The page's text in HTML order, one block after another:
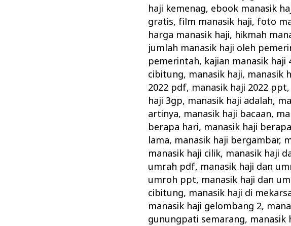
haji kemenag, ebook manasik
gratis, film manasik haji, foto
harga manasik haji, hikmah
jumlah manasik haji oleh
pemerintah, kajian manasik haji
cibitung, manasik haji, manasik
2022 pdf, manasik haji 2022 ppt,
haji 3gp, manasik haji adalah,
artinya, manasik haji bacaan,
berapa hari, manasik haji
lama, manasik haji bergambar,
manasik haji cilik, manasik haji
umrah pdf, manasik haji dan
umroh ppt, manasik haji dan
cibitung, manasik haji di
manasik haji gelombang 2,
gunungpati semarang, manasik
Manasik
Haji
Rasulullah